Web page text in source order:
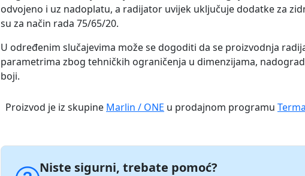
odvojeno i uz nadoplatu, a radijator uvijek uključuje dodatke za
su za način rada 75/65/20.
U određenim slučajevima može se dogoditi da se proizvodnja
parametrima zbog tehničkih ograničenja u dimenzijama,
boji.
Proizvod je iz skupine Marlin / ONE u prodajnom programu
Niste sigurni, trebate pomoć?